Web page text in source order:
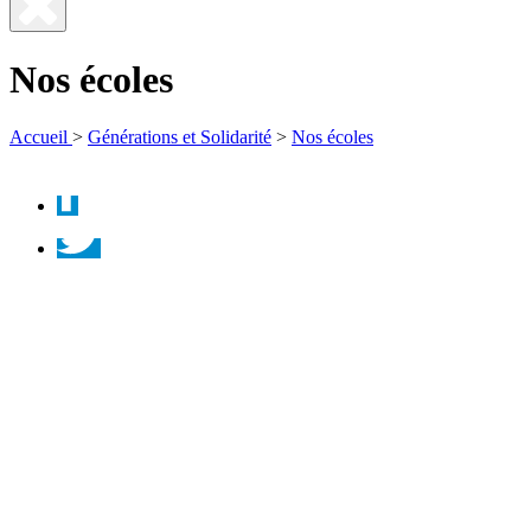
Fermer
recherche
Nos écoles
Accueil > Générations et Solidarité > Nos écoles